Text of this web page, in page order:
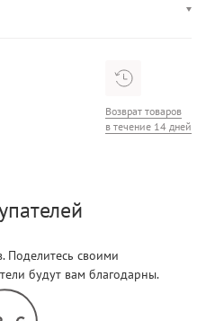
Возврат товаров
в течение 14 дней
Поделитесь своими
будут вам благодарны.